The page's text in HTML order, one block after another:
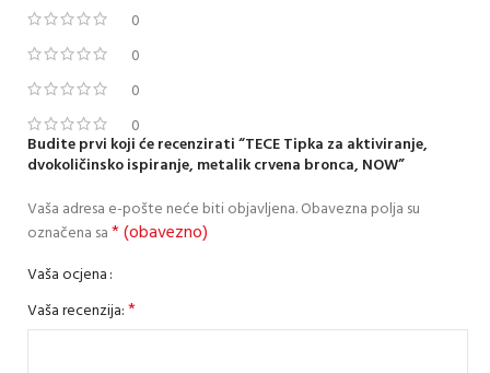
0
0
0
0
Budite prvi koji će recenzirati “TECE Tipka za aktiviranje,
dvokoličinsko ispiranje, metalik crvena bronca, NOW”
Vaša adresa e-pošte neće biti objavljena.Obavezna polja su
označena sa* (obavezno)
Vaša ocjena
Vaša recenzija:*